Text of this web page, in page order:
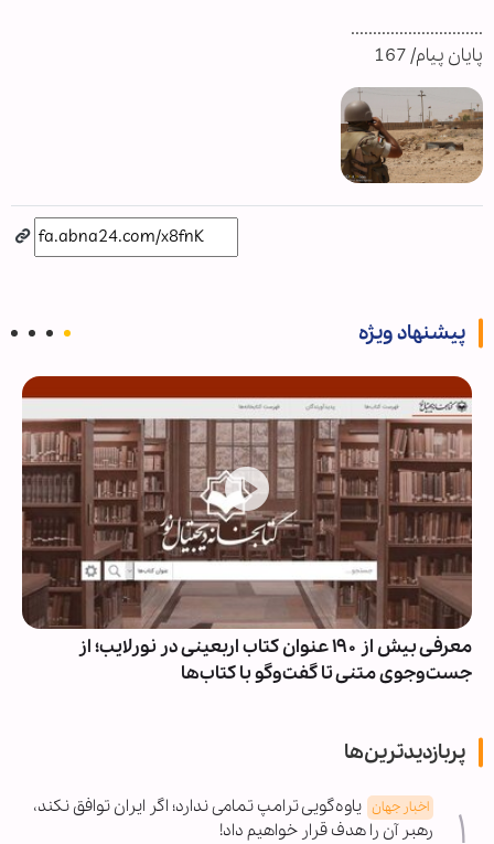
..............................
پایان پیام/ 167
پیشنهاد ویژه
معرفی بیش از ۱۹۰ عنوان کتاب اربعینی در نورلایب؛ از
جست‌وجوی متنی تا گفت‌وگو با کتاب‌ها
پربازدیدترین‌ها
اخبار جهان یاوه‌گویی ترامپ تمامی ندارد؛ اگر ایران توافق نکند،
رهبر آن را هدف قرار خواهیم داد!